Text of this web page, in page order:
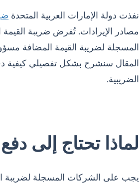
نفذت دولة الإمارات العربية المتحدة
المقال سنشرح بشكل تفصيلي كيفية
الضريبية.
لماذا تحتاج إلى
يجب على الشركات المسجلة لضريبة